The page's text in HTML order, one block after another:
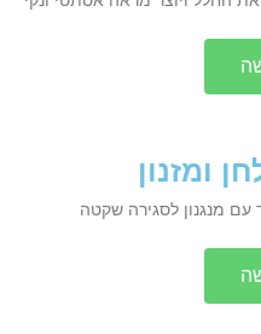
ומזנון
עם מנגנון לסגירה שקטה